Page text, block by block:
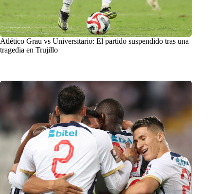
Atlético Grau vs Universitario: El partido suspendido tras una
tragedia en Trujillo